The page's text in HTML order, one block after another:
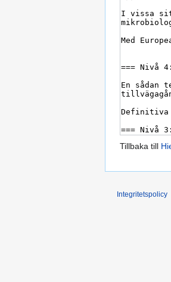
Tillbaka till
Integritetspolicy